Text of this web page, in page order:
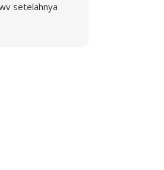
setelahnya